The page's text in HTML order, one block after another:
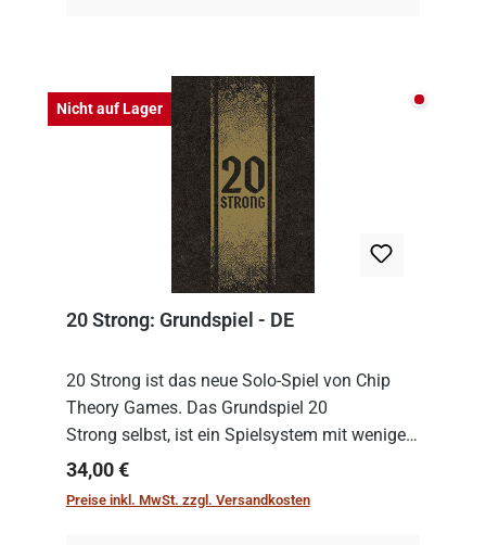
Nicht auf Lager Nicht
20 Strong: Grundspiel - DE
20 Strong ist das neue Solo-Spiel von Chip
Theory Games. Das Grundspiel 20
Strong selbst, ist ein Spielsystem mit wenigen,
einfachen Regeln. Um es zu spielen, muss es
immer mit einem Themenset ergänzt werden.
Regulärer Preis:
34,00 €
Preise inkl. MwSt. zzgl. Versandkosten